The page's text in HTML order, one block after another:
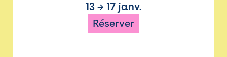
13→ 17 janv.
Réserver